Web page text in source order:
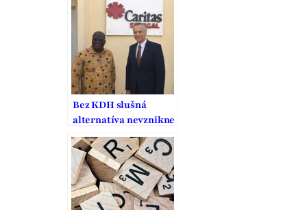
generácie pred nami,
je výzva na našu
zodpovednosť
Bez KDH slušná
alternatíva nevznikne